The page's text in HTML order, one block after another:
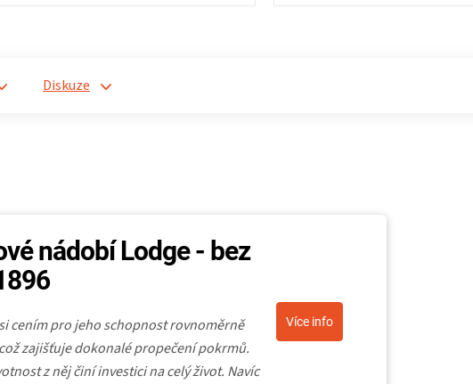
Diskuze
nádobí Lodge - bez
cením pro jeho schopnost rovnoměrně
zajišťuje dokonalé propečení pokrmů.
z něj činí investici na celý život. Navíc
Více info